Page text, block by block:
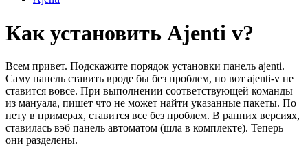
Как установить Ajenti v?
Всем привет. Подскажите порядок установки панель ajenti.
Саму панель ставить вроде бы без проблем, но вот ajenti-v не
ставится вовсе. При выполнении соответствующей команды
из мануала, пишет что не может найти указанные пакеты. По
нету в примерах, ставится все без проблем. В ранних версиях,
ставилась вэб панель автоматом (шла в комплекте). Теперь
они разделены.